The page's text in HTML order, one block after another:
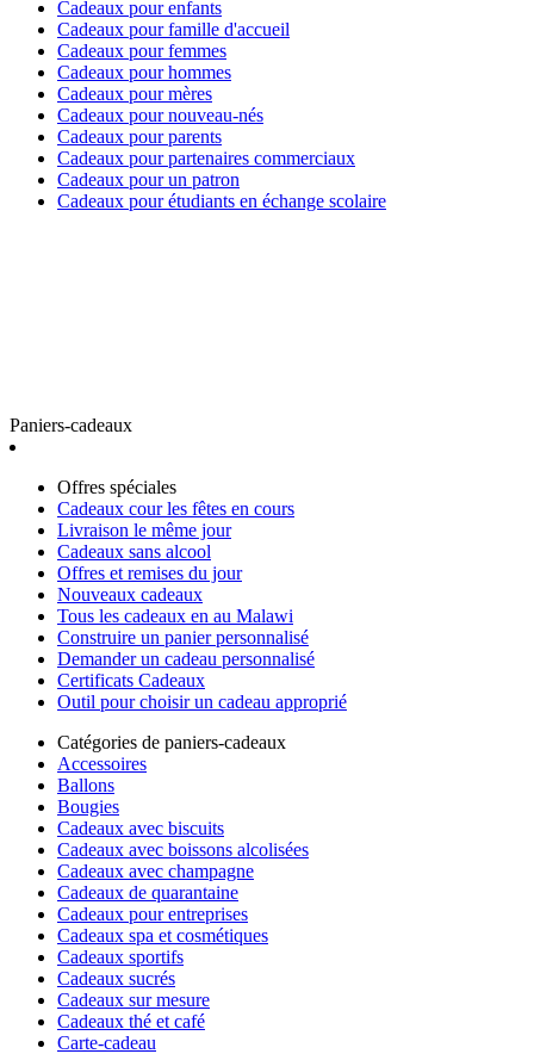
Cadeaux pour enfants
Cadeaux pour famille d'accueil
Cadeaux pour femmes
Cadeaux pour hommes
Cadeaux pour mères
Cadeaux pour nouveau-nés
Cadeaux pour parents
Cadeaux pour partenaires commerciaux
Cadeaux pour un patron
Cadeaux pour étudiants en échange scolaire
Paniers-cadeaux
Offres spéciales
Cadeaux cour les fêtes en cours
Livraison le même jour
Cadeaux sans alcool
Offres et remises du jour
Nouveaux cadeaux
Tous les cadeaux en au Malawi
Construire un panier personnalisé
Demander un cadeau personnalisé
Certificats Cadeaux
Outil pour choisir un cadeau approprié
Catégories de paniers-cadeaux
Accessoires
Ballons
Bougies
Cadeaux avec biscuits
Cadeaux avec boissons alcolisées
Cadeaux avec champagne
Cadeaux de quarantaine
Cadeaux pour entreprises
Cadeaux spa et cosmétiques
Cadeaux sportifs
Cadeaux sucrés
Cadeaux sur mesure
Cadeaux thé et café
Carte-cadeau